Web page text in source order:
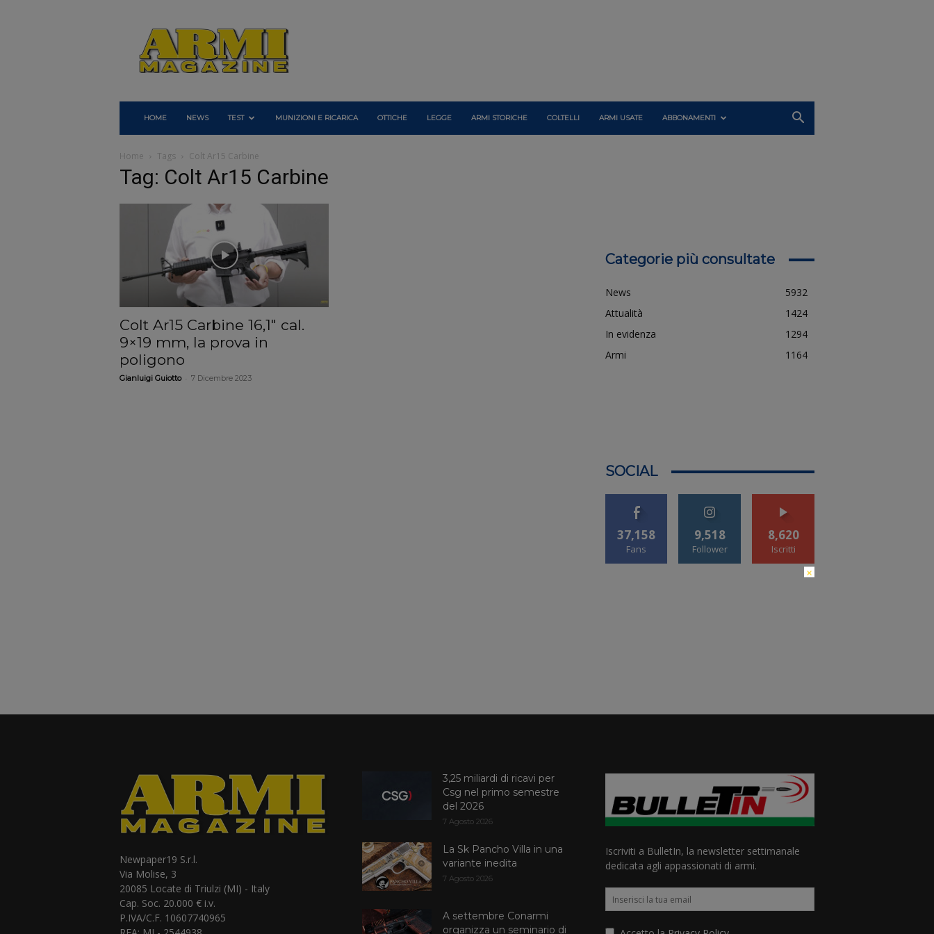
Armi
Magazine
HOME NEWS TEST MUNIZIONI E RICARICA OTTICHE LEGGE ARMI STORICHE COLTELLI ARMI USATE ABBONAMENTI
Home Tags Colt Ar15 Carbine
Tag: Colt Ar15 Carbine
Colt Ar15 Carbine 16,1″ cal.
9×19 mm, la prova in
poligono
Gianluigi Guiotto 7 Dicembre 2023
Categorie più consultate
News
5932
Attualità
1424
In evidenza
1294
Armi
1164
SOCIAL
37,158
Fans
9,518
Follower
8,620
Iscritti
Newpaper19 S.r.l.
Via Molise, 3
20085 Locate di Triulzi (MI) - Italy
Cap. Soc. 20.000 € i.v.
P.IVA/C.F. 10607740965
3,25 miliardi di ricavi per
Csg nel primo semestre
del 2026
7 Agosto 2026
La Sk Pancho Villa in una
variante inedita
7 Agosto 2026
A settembre Conarmi
organizza un seminario di
Iscriviti a BulletIn, la newsletter settimanale
dedicata agli appassionati di armi.
×